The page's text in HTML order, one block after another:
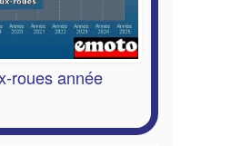
roues année